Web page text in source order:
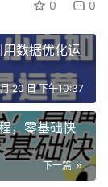
0 0
数据优化运
20 日 下午10:37
，零基础快
下一篇